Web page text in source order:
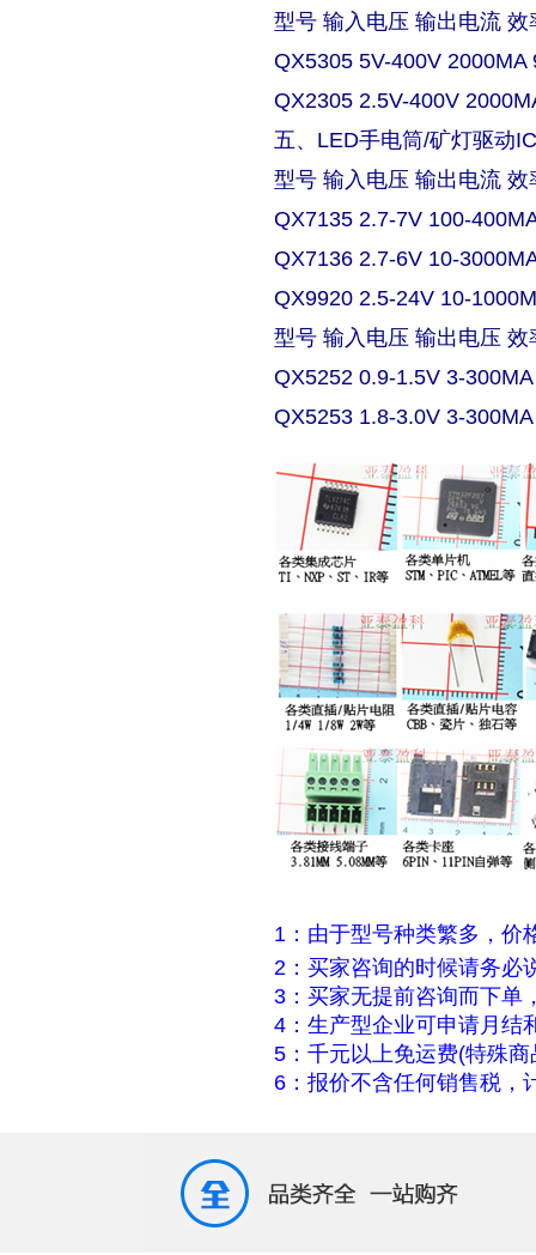
型号 输入电压 输出电流 效
QX5305 5V-400V 2000MA
QX2305 2.5V-400V
五、LED手电筒/矿灯驱动
型号 输入电压 输出电流 效
QX7135 2.7-7V 100-
QX7136 2.7-6V 10-
QX9920 2.5-24V 10-
型号 输入电压 输出电压 效
QX5252 0.9-1.5V 3-
QX5253 1.8-3.0V 3-
1：由于型号种类繁多，价
2：买家咨询的时候请务必
3：买家无提前咨询而下单
4：生产型企业可申请月结
5：千元以上免运费(特殊
6：报价不含任何销售税，